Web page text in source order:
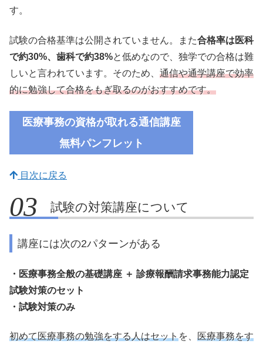
す。
試験の合格基準は公開されていません。また合格率は医科
で約30%、歯科で約38%と低めなので、独学での合格は難
しいと言われています。そのため、 通信や通学講座で効率
的に勉強して合格をもぎ取るのがおすすめです。
医療事務の資格が取れる通信講座
無料パンフレット
目次に戻る
試験の対策講座について
講座には次の2パターンがある
・医療事務全般の基礎講座 ＋ 診療報酬請求事務能力認定
試験対策のセット
・試験対策のみ
初めて医療事務の勉強をする人はセットを、 医療事務をす